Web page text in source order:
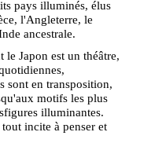
pays illuminés, élus
l'Angleterre, le
ancestrale.
Japon est un théâtre,
sont en transposition,
motifs les plus
illuminantes.
incite à penser et